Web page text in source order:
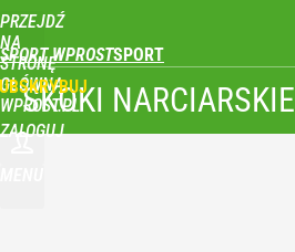
PRZEJDŹ
NA
STRONĘ
GŁÓWNĄ
WPROST.PL
SPORT WPROST
ZALOGUJ
SKOKI NARCIARSKIE